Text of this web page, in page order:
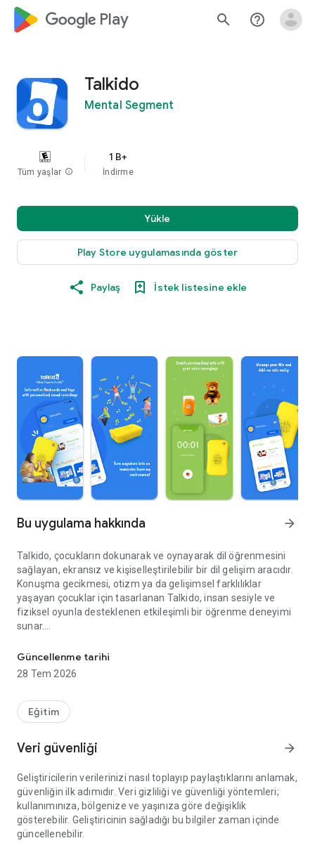
google_logo Play search help_outline
Talkido
Mental Segment
Tüm yaşlar info
1 B+
İndirme
Yükle
Play Store uygulamasında göster
Paylaş İstek listesine ekle
Bu uygulama hakkında arrow_forward
Talkido, çocukların dokunarak ve oynayarak dil öğrenmesini
sağlayan, ekransız ve kişiselleştirilebilir bir dil gelişim aracıdır.
Konuşma gecikmesi, otizm ya da gelişimsel farklılıklar
yaşayan çocuklar için tasarlanan Talkido, insan sesiyle ve
fiziksel oyunla desteklenen etkileşimli bir öğrenme deneyimi
sunar.
Talkido’nun kalbinde Talkido Mio var — nesneleri ve kartları
konuşturan, sesli ve ekransız bir oyun konsolu. Çocuklar
çocukların doğal öğrenme biçimine uygun bir deneyim sunar.
🎙️ Kendi Sesinizi Kaydedin – Oyuncaklara, kitaplara veya
kartlara kolayca ses kaydı ekleyin.
🎲 Oyun Temelli Etkileşim – Eşleştirme, hafıza ve soru-cevap
Güncellenme tarihi
28 Tem 2026
Eğitim
Veri güvenliği arrow_forward
Geliştiricilerin verilerinizi nasıl toplayıp paylaştıklarını anlamak,
güvenliğin ilk adımıdır. Veri gizliliği ve güvenliği yöntemleri;
kullanımınıza, bölgenize ve yaşınıza göre değişiklik
gösterebilir. Geliştiricinin sağladığı bu bilgiler zaman içinde
güncellenebilir.